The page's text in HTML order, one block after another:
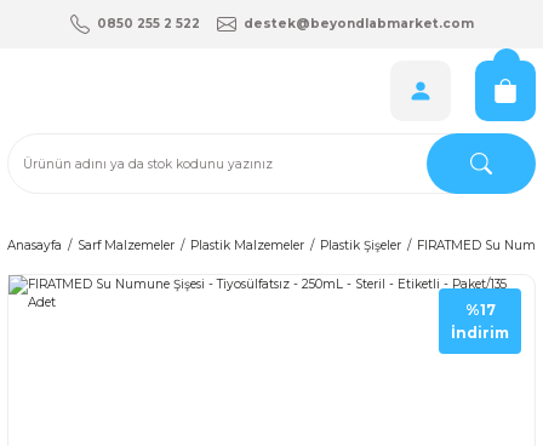
0850 255 2 522 destek@beyondlabmarket.com
Anasayfa Sarf Malzemeler Plastik Malzemeler Plastik Şişeler FIRATMED Su
%17
İndirim